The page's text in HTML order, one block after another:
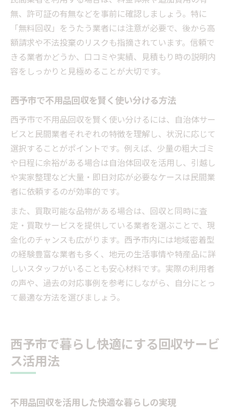
無、許可証の有無などを事前に確認しましょう。特に
「無料回収」をうたう業者には注意が必要で、後から高
額請求や不法投棄のリスクも指摘されています。信頼で
きる業者かどうか、口コミや実績、見積もり時の説明内
容をしっかりと見極めることが大切です。
西予市で不用品回収を賢く使い分ける方法
西予市で不用品回収を賢く使い分けるには、自治体サー
ビスと民間業者それぞれの特徴を理解し、状況に応じて
選択することがポイントです。例えば、少量の粗大ゴミ
や日程に余裕がある場合は自治体回収を活用し、引越し
や実家整理など大量・即日対応が必要なケースは民間業
者に依頼するのが効率的です。
また、買取可能な品物がある場合は、回収と同時に査
定・買取サービスを提供している業者を選ぶことで、現
金化のチャンスも広がります。西予市内には地域密着型
の経験豊富な業者も多く、地元の生活事情や特産品に詳
しいスタッフがいることも安心材料です。実際の利用者
の声や、過去の対応事例を参考にしながら、自分にとっ
て最適な方法を選びましょう。
西予市で暮らし快適にする回収サービ
ス活用法
不用品回収を活用した快適な暮らしの実現